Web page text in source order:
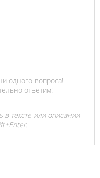
одного вопроса!
ответим!
тексте или описании